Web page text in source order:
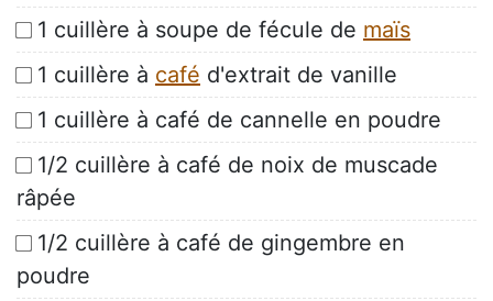
1 cuillère à soupe de fécule de maïs
1 cuillère à café d'extrait de vanille
1 cuillère à café de cannelle en poudre
1/2 cuillère à café de noix de muscade
râpée
1/2 cuillère à café de gingembre en
poudre